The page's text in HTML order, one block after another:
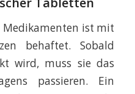
Medikamenten ist mit
behaftet. Sobald
wird, muss sie das
passieren. Ein